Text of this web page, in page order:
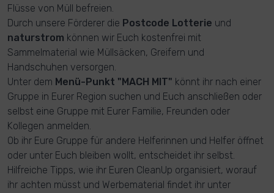
Flüsse von Müll befreien.
Durch unsere Förderer die Postcode Lotterie und
naturstrom können wir Euch kostenfrei mit
Sammelmaterial wie Müllsäcken, Greifern und
Handschuhen versorgen.
Unter dem Menü-Punkt "MACH MIT" könnt ihr nach einer
Gruppe in Eurer Region suchen und Euch anschließen oder
selbst eine Gruppe mit Eurer Familie, Freunden oder
Kollegen anmelden.
Ob ihr Eure Gruppe für andere Helferinnen und Helfer öffnet
oder unter Euch bleiben wollt, entscheidet ihr selbst.
Hilfreiche Tipps, wie ihr Euren CleanUp organisiert, worauf
ihr achten müsst und Werbematerial findet ihr unter